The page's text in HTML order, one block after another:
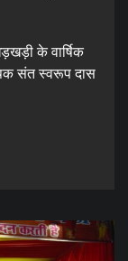
के वार्षिक
संत स्वरूप दास